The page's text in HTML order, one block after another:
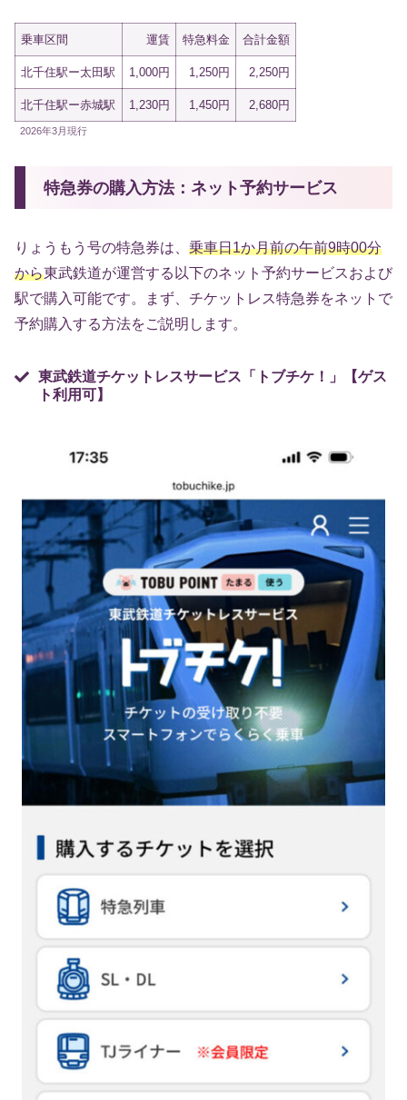
乗車区間 運賃 特急料金 合計金額
北千住駅ー太田駅 1,000円 1,250円 2,250円
北千住駅ー赤城駅 1,230円 1,450円 2,680円
2026年3月現行
特急券の購入方法：ネット予約サービス
りょうもう号の特急券は、 乗車日1か月前の午前9時00分
から東武鉄道が運営する以下のネット予約サービスおよび
駅で購入可能です。まず、チケットレス特急券をネットで
予約購入する方法をご説明します。
東武鉄道チケットレスサービス「トブチケ！」【ゲス
ト利用可】